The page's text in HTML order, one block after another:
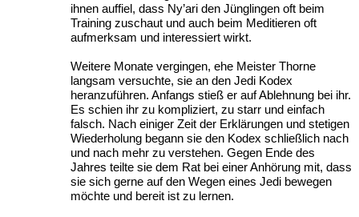
ihnen auffiel, dass Ny’ari den Jünglingen oft beim
Training zuschaut und auch beim Meditieren oft
aufmerksam und interessiert wirkt.
Weitere Monate vergingen, ehe Meister Thorne
langsam versuchte, sie an den Jedi Kodex
heranzuführen. Anfangs stieß er auf Ablehnung bei ihr.
Es schien ihr zu kompliziert, zu starr und einfach
falsch. Nach einiger Zeit der Erklärungen und stetigen
Wiederholung begann sie den Kodex schließlich nach
und nach mehr zu verstehen. Gegen Ende des
Jahres teilte sie dem Rat bei einer Anhörung mit, dass
sie sich gerne auf den Wegen eines Jedi bewegen
möchte und bereit ist zu lernen.